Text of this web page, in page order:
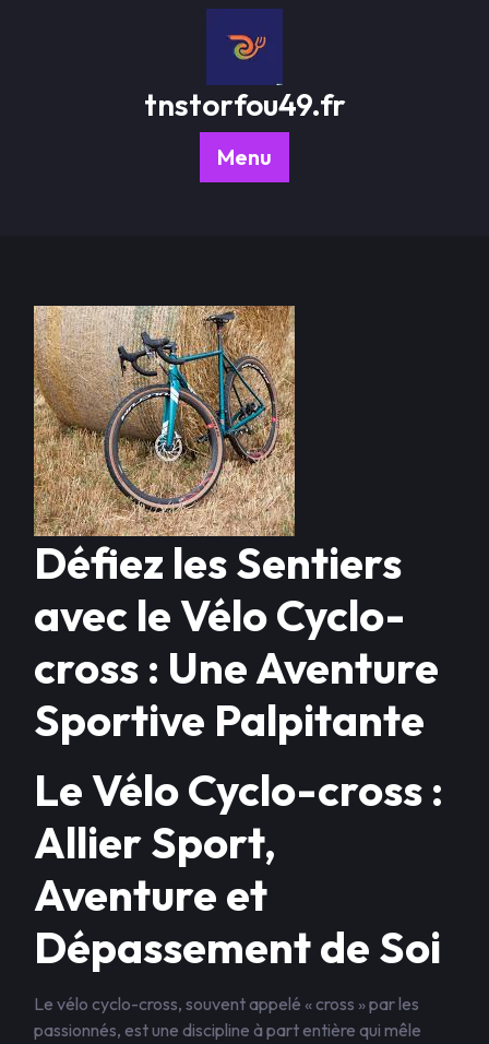
tnstorfou49.fr
Menu
Défiez les Sentiers
avec le Vélo Cyclo-
cross : Une Aventure
Sportive Palpitante
Le Vélo Cyclo-cross :
Allier Sport,
Aventure et
Dépassement de Soi
Le vélo cyclo-cross, souvent appelé « cross » par les
passionnés, est une discipline à part entière qui mêle